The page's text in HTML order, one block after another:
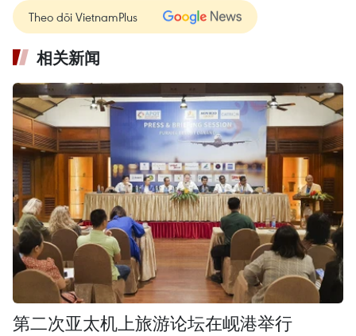
Theo dõi VietnamPlus
相关新闻
第二次亚太机上旅游论坛在岘港举行